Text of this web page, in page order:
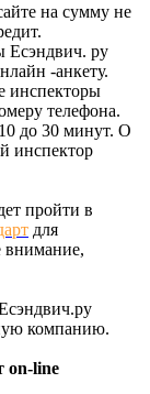
на сумму не
Есэндвич. ру
-анкету.
инспекторы
телефона.
до 30 минут. О
инспектор
пройти в
для
внимание,
компанию.
on-line